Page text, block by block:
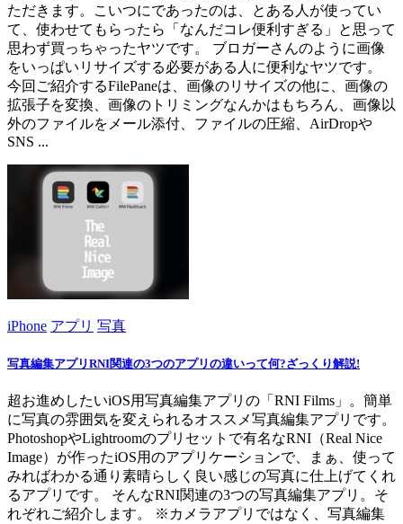
ただきます。こいつにであったのは、とある人が使ってい
て、使わせてもらったら「なんだコレ便利すぎる」と思って
思わず買っちゃったヤツです。 ブロガーさんのように画像
をいっぱいリサイズする必要がある人に便利なヤツです。
今回ご紹介するFilePaneは、画像のリサイズの他に、画像の
拡張子を変換、画像のトリミングなんかはもちろん、画像以
外のファイルをメール添付、ファイルの圧縮、AirDropや
SNS ...
iPhone アプリ 写真
写真編集アプリRNI関連の3つのアプリの違いって何?ざっくり解説!
超お進めしたいiOS用写真編集アプリの「RNI Films」。簡単
に写真の雰囲気を変えられるオススメ写真編集アプリです。
PhotoshopやLightroomのプリセットで有名なRNI（Real Nice
Image）が作ったiOS用のアプリケーションで、まぁ、使って
みればわかる通り素晴らしく良い感じの写真に仕上げてくれ
るアプリです。 そんなRNI関連の3つの写真編集アプリ。そ
れぞれご紹介します。 ※カメラアプリではなく、写真編集